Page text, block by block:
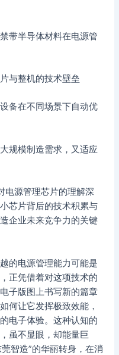
带半导体材料在电源管
与整机的技术壁垒
备在不同场景下自动优
规模制造需求，又适应
电源管理芯片的理解深
芯片背后的技术积累与
企业未来竞争力的关键
的电源管理能力可能是
正凭借着对这项技术的
子版图上书写新的篇章
让它发挥极致效能，
电子体验。这种认知的
虽不显眼，却能量巨
智造”的华丽转身，在消